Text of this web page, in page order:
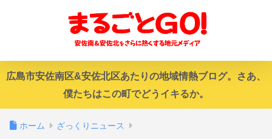
広島市安佐南区&安佐北区あたりの地域情熱ブログ。さあ、
僕たちはこの町でどうイキるか。
ホーム ざっくりニュース